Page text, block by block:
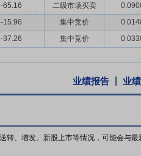
-65.16 二级市场买卖
-15.96 集中竞价
-37.26 集中竞价
业绩报告 业
转、增发、新股上市等情况，可能会与最